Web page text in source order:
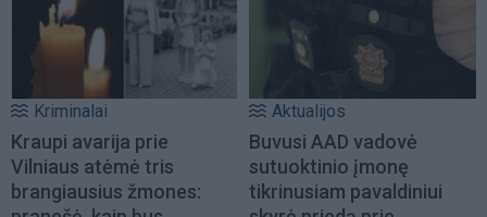
Kriminalai
Kraupi avarija prie
Vilniaus atėmė tris
brangiausius žmones:
Aktualijos
Buvusi AAD vadovė
sutuoktinio įmonę
tikrinusiam pavaldiniui